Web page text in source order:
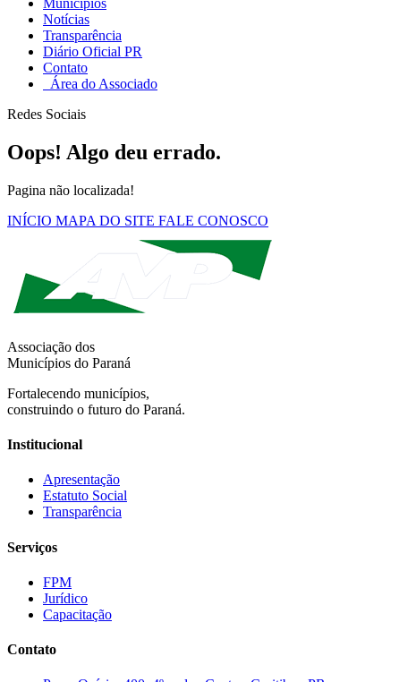
Municípios
Notícias
Transparência
Diário Oficial PR
Contato
Área do Associado
Redes Sociais
Oops! Algo deu errado.
Pagina não localizada!
INÍCIO MAPA DO SITE FALE CONOSCO
Associação dos
Municípios do Paraná
Fortalecendo municípios,
construindo o futuro do Paraná.
Institucional
Apresentação
Estatuto Social
Transparência
Serviços
FPM
Jurídico
Capacitação
Contato